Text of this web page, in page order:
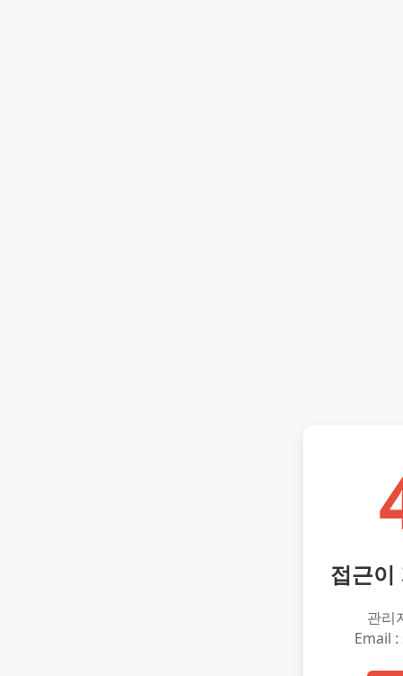
접근이
관리
Email